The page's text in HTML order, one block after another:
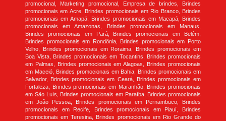
promocional, Marketing promocional, Empresa de brindes, Brindes
promocionais em Acre, Brindes promocionais em Rio Branco, Brindes
promocionais em Amapá, Brindes promocionais em Macapá, Brindes
promocionais em Amazonas, Brindes promocionais em Manaus,
Brindes promocionais em Pará, Brindes promocionais em Belém,
Brindes promocionais em Rondônia, Brindes promocionais em Porto
Velho, Brindes promocionais em Roraima, Brindes promocionais em
Boa Vista, Brindes promocionais em Tocantins, Brindes promocionais
em Palmas, Brindes promocionais em Alagoas, Brindes promocionais
em Maceió, Brindes promocionais em Bahia, Brindes promocionais em
Salvador, Brindes promocionais em Ceará, Brindes promocionais em
Fortaleza, Brindes promocionais em Maranhão, Brindes promocionais
em São Luís, Brindes promocionais em Paraíba, Brindes promocionais
em João Pessoa, Brindes promocionais em Pernambuco, Brindes
promocionais em Recife, Brindes promocionais em Piauí, Brindes
promocionais em Teresina, Brindes promocionais em Rio Grande do